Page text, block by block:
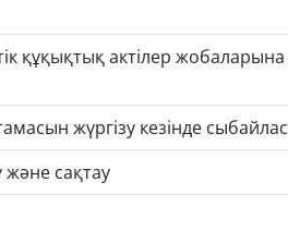
құқықтық актілер
жүргізу кезінде
сақтау